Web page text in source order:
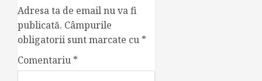
Adresa ta de email nu va fi
publicată. Câmpurile
obligatorii sunt marcate cu *
Comentariu *